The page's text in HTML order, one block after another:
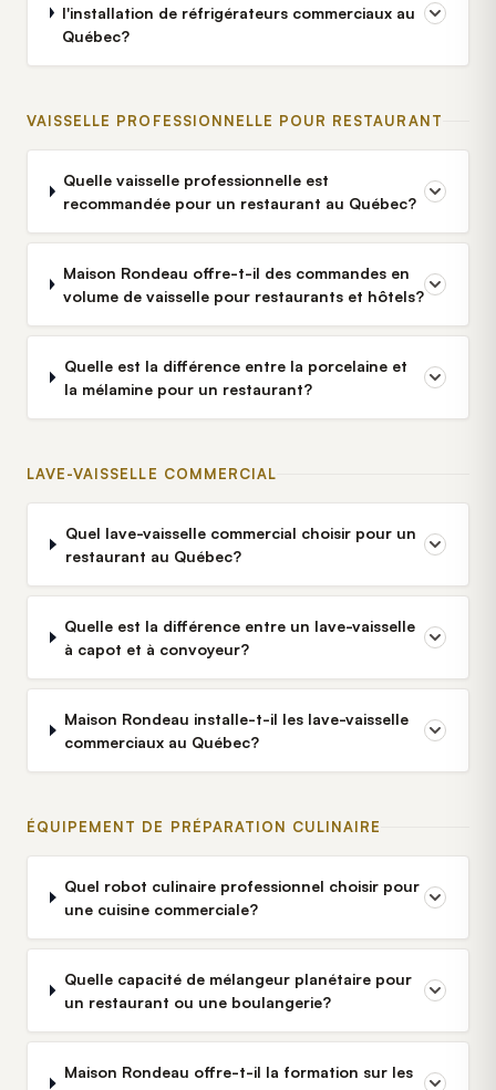
l'installation de réfrigérateurs commerciaux au
Québec?
VAISSELLE PROFESSIONNELLE POUR RESTAURANT
Quelle vaisselle professionnelle est
recommandée pour un restaurant au Québec?
Maison Rondeau offre-t-il des commandes en
volume de vaisselle pour restaurants et hôtels?
Quelle est la différence entre la porcelaine et
la mélamine pour un restaurant?
LAVE-VAISSELLE COMMERCIAL
Quel lave-vaisselle commercial choisir pour un
restaurant au Québec?
Quelle est la différence entre un lave-vaisselle
à capot et à convoyeur?
Maison Rondeau installe-t-il les lave-vaisselle
commerciaux au Québec?
ÉQUIPEMENT DE PRÉPARATION CULINAIRE
Quel robot culinaire professionnel choisir pour
une cuisine commerciale?
Quelle capacité de mélangeur planétaire pour
un restaurant ou une boulangerie?
Maison Rondeau offre-t-il la formation sur les